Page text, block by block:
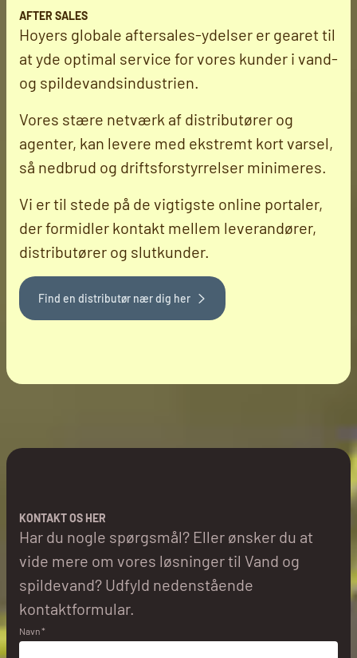
AFTER SALES
Hoyers globale aftersales-ydelser er gearet til
at yde optimal service for vores kunder i vand-
og spildevandsindustrien.
Vores stære netværk af distributører og
agenter, kan levere med ekstremt kort varsel,
så nedbrud og driftsforstyrrelser minimeres.
Vi er til stede på de vigtigste online portaler,
der formidler kontakt mellem leverandører,
distributører og slutkunder.
Find en distributør nær dig her
KONTAKT OS HER
Har du nogle spørgsmål? Eller ønsker du at
vide mere om vores løsninger til Vand og
spildevand? Udfyld nedenstående
kontaktformular.
Navn *